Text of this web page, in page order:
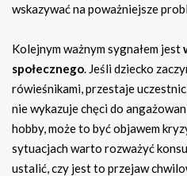
wskazywać na poważniejsze
Kolejnym ważnym sygnałem jest
społecznego. Jeśli dziecko
rówieśnikami, przestaje
nie wykazuje chęci do
hobby, może to być objawem
sytuacjach warto rozważyć
ustalić, czy jest to przejaw